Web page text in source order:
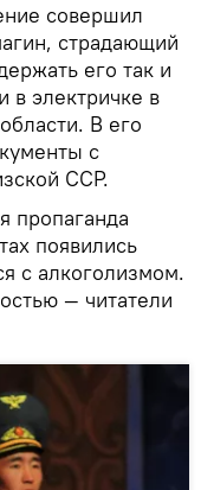
совершил
страдающий
его так и
в электричке в
В его
с
ССР.
пропаганда
появились
с алкоголизмом.
— читатели